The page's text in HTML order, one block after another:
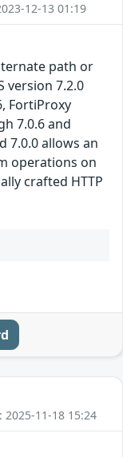
12-13 01:19
path or
version 7.2.0
FortiProxy
7.0.6 and
7.0.0 allows an
operations on
crafted HTTP
2025-11-18 15:24